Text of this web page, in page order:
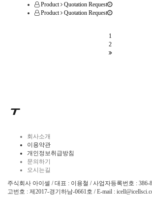
Product
Quotation Request
Product
Quotation Request
1
2
회사소개
이용약관
개인정보취급방침
문의하기
오시는길
주식회사 아이셀 / 대표 : 이용철 / 사업자등록번호 : 386-
고번호 : 제2017-경기하남-0661호 / E-mail :